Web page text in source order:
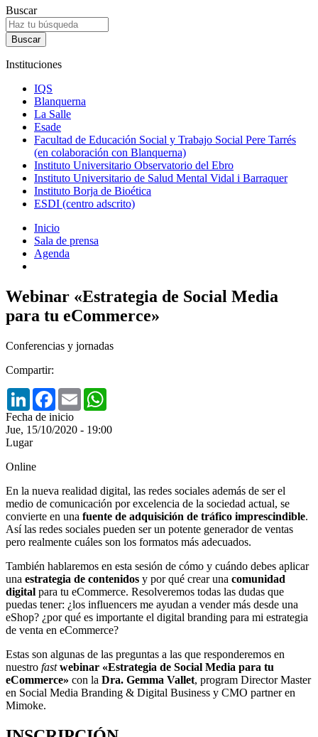
Buscar
Instituciones
IQS
Blanquerna
La Salle
Esade
Facultad de Educación Social y Trabajo Social Pere Tarrés
(en colaboración con Blanquerna)
Instituto Universitario Observatorio del Ebro
Instituto Universitario de Salud Mental Vidal i Barraquer
Instituto Borja de Bioética
ESDI (centro adscrito)
Inicio
Sala de prensa
Agenda
Webinar «Estrategia de Social Media
para tu eCommerce»
Conferencias y jornadas
Compartir:
LinkedInFacebook
Email
Fecha de inicio
Jue, 15/10/2020 - 19:00
Lugar
Online
En la nueva realidad digital, las redes sociales además de ser el
medio de comunicación por excelencia de la sociedad actual, se
convierte en una fuente de adquisición de tráfico imprescindible.
Así las redes sociales pueden ser un potente generador de ventas
pero realmente cuáles son los formatos más adecuados.
También hablaremos en esta sesión de cómo y cuándo debes aplicar
una estrategia de contenidos y por qué crear una comunidad
digital para tu eCommerce. Resolveremos todas las dudas que
puedas tener: ¿los influencers me ayudan a vender más desde una
eShop? ¿por qué es importante el digital branding para mi estrategia
de venta en eCommerce?
Estas son algunas de las preguntas a las que responderemos en
nuestro fastwebinar «Estrategia de Social Media para tu
eCommerce» con la Dra. Gemma Vallet, program Director Master
en Social Media Branding & Digital Business y CMO partner en
Mimoke.